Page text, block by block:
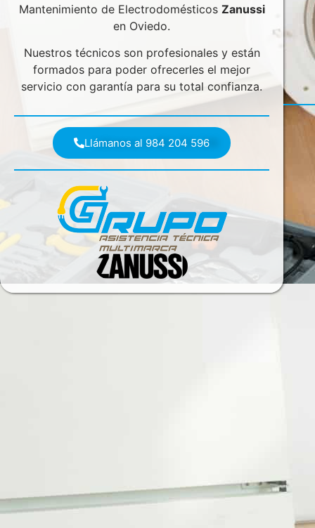
Mantenimiento de Electrodomésticos Zanussi
en Oviedo.
Nuestros técnicos son profesionales y están
formados para poder ofrecerles el mejor
servicio con garantía para su total confianza.
Llámanos al 984 204 596